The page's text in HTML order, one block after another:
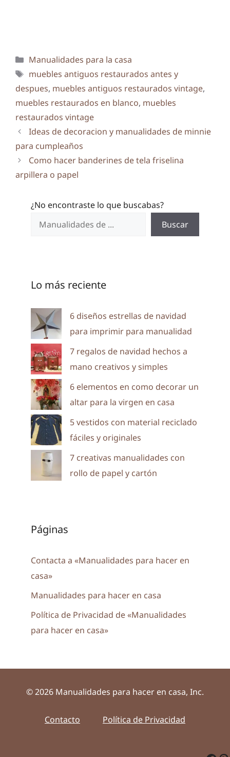
Categorías
Manualidades para la casa
Etiquetas
muebles antiguos restaurados antes y
despues, muebles antiguos restaurados vintage,
muebles restaurados en blanco, muebles
restaurados vintage
Ideas de decoracion y manualidades de minnie
para cumpleaños
Como hacer banderines de tela friselina
arpillera o papel
¿No encontraste lo que buscabas?
Buscar
Lo más reciente
6 diseños estrellas de navidad
para imprimir para manualidad
7 regalos de navidad hechos a
mano creativos y simples
6 elementos en como decorar un
altar para la virgen en casa
5 vestidos con material reciclado
fáciles y originales
7 creativas manualidades con
rollo de papel y cartón
Páginas
Contacta a «Manualidades para hacer en
casa»
Manualidades para hacer en casa
Política de Privacidad de «Manualidades
para hacer en casa»
© 2026 Manualidades para hacer en casa, Inc.
Contacto Política de Privacidad